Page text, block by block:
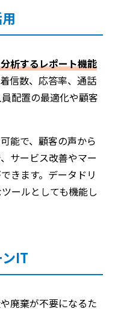
析するレポート機能
信数、応答率、通話
配置の最適化や顧客
能で、顧客の声から
サービス改善やマー
きます。データドリ
ールとしても機能し
IT
廃棄が不要になるた